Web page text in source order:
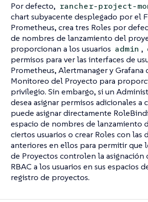
Por defecto, rancher-project-
chart subyacente desplegado por el
Prometheus, crea tres Roles por
de nombres de lanzamiento del
proporcionan a los usuarios admin ,
permisos para ver las interfaces de
Prometheus, Alertmanager y Grafana
Monitoreo del Proyecto para
privilegio. Sin embargo, si un
desea asignar permisos adicionales a
puede asignar directamente
espacio de nombres de lanzamiento
ciertos usuarios o crear Roles con las
anteriores en ellos para permitir que
de Proyectos controlen la asignación
RBAC a los usuarios en sus espacios
registro de proyectos.